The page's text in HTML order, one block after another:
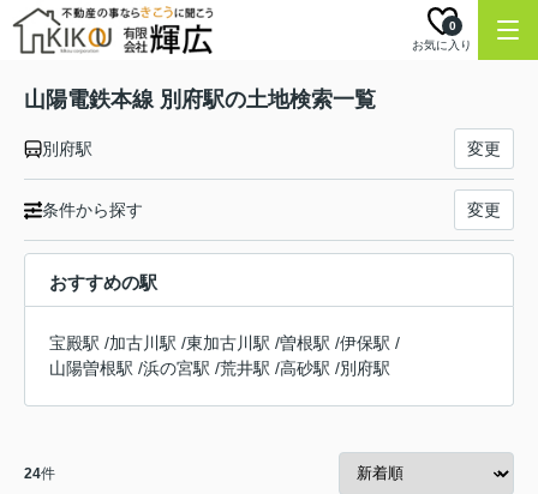
お気に入り
0
山陽電鉄本線 別府駅の土地検索一覧
別府駅 変更
条件から探す 変更
おすすめの駅
宝殿駅 /加古川駅 /東加古川駅 /曽根駅 /伊保駅 /
山陽曽根駅 /浜の宮駅 /荒井駅 /高砂駅 /別府駅
24件